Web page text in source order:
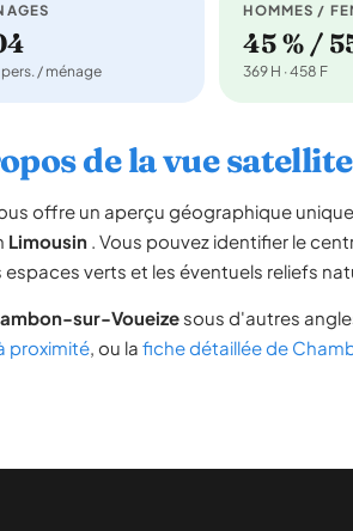
pers. / ménage
HOMMES /
45 % /
369 H · 458 F
de la vue
offre un aperçu géographique
Limousin . Vous pouvez identifier le
espaces verts et les éventuels reliefs
sur-Voueize sous d'autres
proximité, ou la fiche détaillée de